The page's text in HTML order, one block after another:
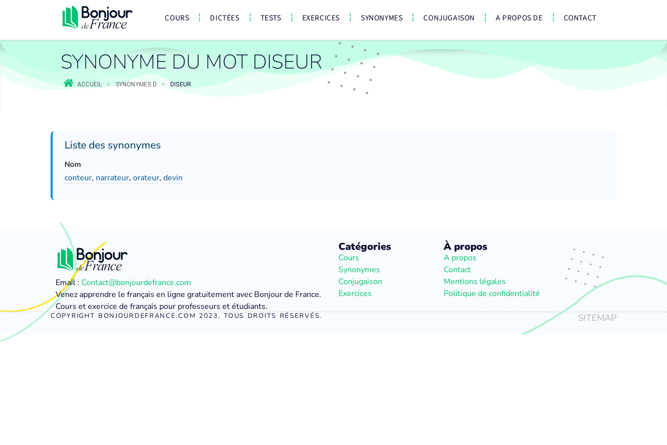
COURS DICTÉES TESTS EXERCICES SYNONYMES CONJUGAISON A PROPOS DE CONTACT
SYNONYME DU MOT DISEUR
ACCUEIL > SYNONYMES D > DISEUR
Liste des synonymes
Nom
conteur, narrateur, orateur, devin
Email : Contact@bonjourdefrance.com
Venez apprendre le français en ligne gratuitement avec Bonjour de France.
Cours et exercice de français pour professeurs et étudiants.
Catégories
Cours
Synonymes
Conjugaison
Exercices
À propos
A propos
Contact
Mentions légales
Politique de confidentialité
COPYRIGHT BONJOURDEFRANCE.COM 2023, TOUS DROITS RÉSERVÉS. SITEMAP